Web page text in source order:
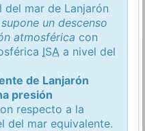
del mar de Lanjarón
supone un descenso
atmosférica con
ISA a nivel del
de Lanjarón
presión
respecto a la
del mar equivalente.